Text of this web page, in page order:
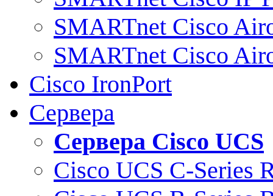
SMARTnet Cisco
SMARTnet Cisco
Cisco IronPort
Сервера
Сервера Cisco UCS
Cisco UCS C-Series